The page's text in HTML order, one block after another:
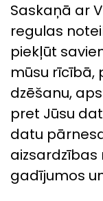
Saskaņā ar
regulas
piekļūt
mūsu rīcībā,
dzēšanu,
pret Jūsu
datu
gadījumos